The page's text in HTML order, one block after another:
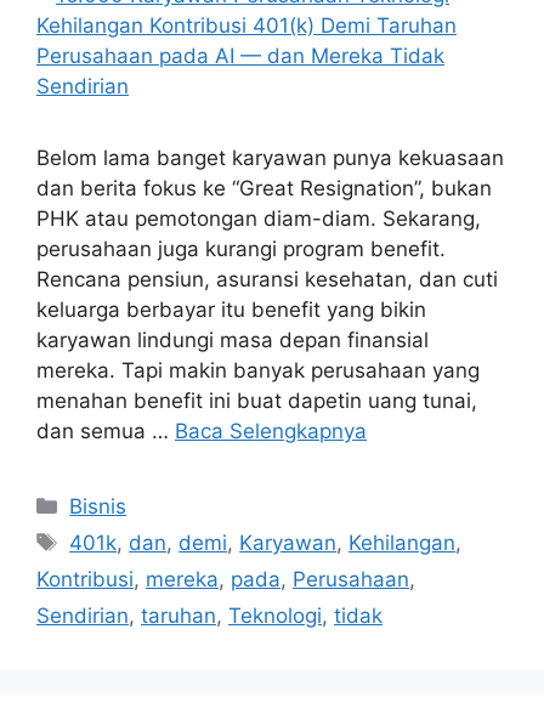
Belom lama banget karyawan punya kekuasaan
dan berita fokus ke “Great Resignation”, bukan
PHK atau pemotongan diam-diam. Sekarang,
perusahaan juga kurangi program benefit.
Rencana pensiun, asuransi kesehatan, dan cuti
keluarga berbayar itu benefit yang bikin
karyawan lindungi masa depan finansial
mereka. Tapi makin banyak perusahaan yang
menahan benefit ini buat dapetin uang tunai,
dan semua … Baca Selengkapnya
Kategori
Bisnis
Tag
401k, dan, demi, Karyawan, Kehilangan,
Kontribusi, mereka, pada, Perusahaan,
Sendirian, taruhan, Teknologi, tidak